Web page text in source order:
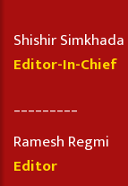
Shishir Simkhada
Editor-In-Chief
Ramesh Regmi
Editor